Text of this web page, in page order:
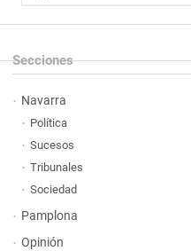
Secciones
Navarra
Política
Sucesos
Tribunales
Sociedad
Pamplona
Opinión